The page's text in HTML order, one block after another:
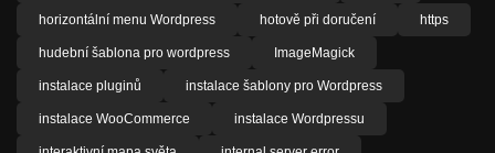
horizontální menu Wordpress hotově při doručení https
hudební šablona pro wordpress ImageMagick
instalace pluginů instalace šablony pro Wordpress
instalace WooCommerce instalace Wordpressu